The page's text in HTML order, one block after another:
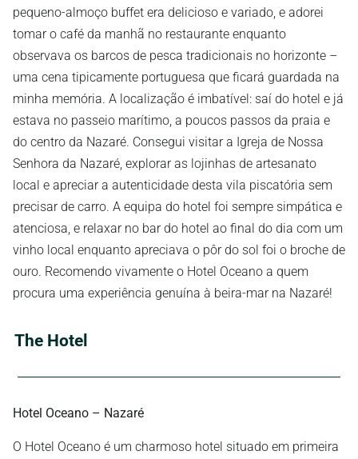
pequeno-almoço buffet era delicioso e variado, e adorei
tomar o café da manhã no restaurante enquanto
observava os barcos de pesca tradicionais no horizonte –
uma cena tipicamente portuguesa que ficará guardada na
minha memória. A localização é imbatível: saí do hotel e já
estava no passeio marítimo, a poucos passos da praia e
do centro da Nazaré. Consegui visitar a Igreja de Nossa
Senhora da Nazaré, explorar as lojinhas de artesanato
local e apreciar a autenticidade desta vila piscatória sem
precisar de carro. A equipa do hotel foi sempre simpática e
atenciosa, e relaxar no bar do hotel ao final do dia com um
vinho local enquanto apreciava o pôr do sol foi o broche de
ouro. Recomendo vivamente o Hotel Oceano a quem
procura uma experiência genuína à beira-mar na Nazaré!
The Hotel
Hotel Oceano – Nazaré
O Hotel Oceano é um charmoso hotel situado em primeira